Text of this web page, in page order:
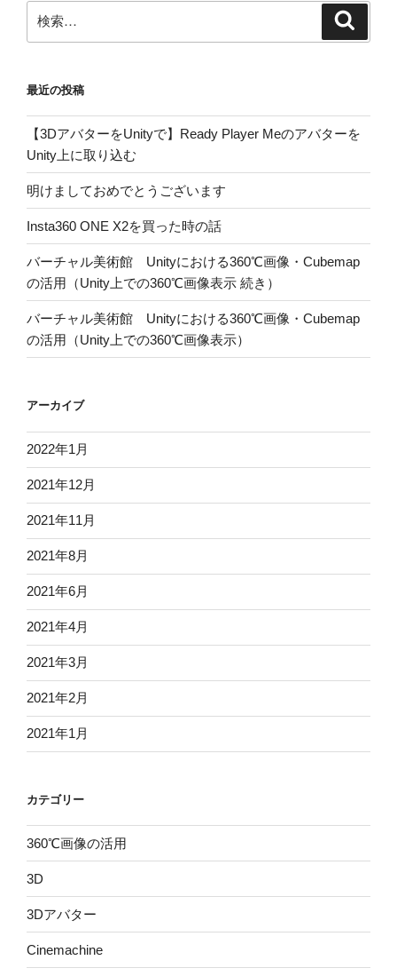
シ
ョ
検
索:
最近の投稿
【3DアバターをUnityで】Ready Player Meのアバターを
Unity上に取り込む
明けましておめでとうございます
Insta360 ONE X2を買った時の話
バーチャル美術館 Unityにおける360℃画像・Cubemap
の活用（Unity上での360℃画像表示 続き）
バーチャル美術館 Unityにおける360℃画像・Cubemap
の活用（Unity上での360℃画像表示）
アーカイブ
2022年1月
2021年12月
2021年11月
2021年8月
2021年6月
2021年4月
2021年3月
2021年2月
2021年1月
カテゴリー
360℃画像の活用
3D
3Dアバター
Cinemachine